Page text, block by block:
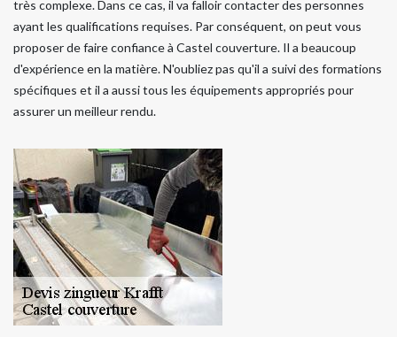
très complexe. Dans ce cas, il va falloir contacter des personnes
ayant les qualifications requises. Par conséquent, on peut vous
proposer de faire confiance à Castel couverture. Il a beaucoup
d'expérience en la matière. N'oubliez pas qu'il a suivi des formations
spécifiques et il a aussi tous les équipements appropriés pour
assurer un meilleur rendu.